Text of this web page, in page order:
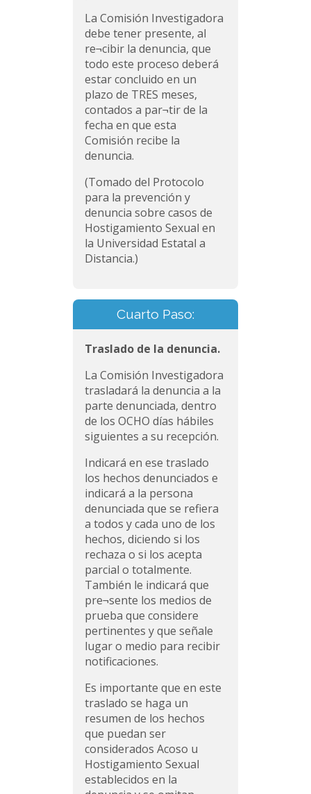
La Comisión Investigadora
debe tener presente, al
re¬cibir la denuncia, que
todo este proceso deberá
estar concluido en un
plazo de TRES meses,
contados a par¬tir de la
fecha en que esta
Comisión recibe la
denuncia.
(Tomado del Protocolo
para la prevención y
denuncia sobre casos de
Hostigamiento Sexual en
la Universidad Estatal a
Distancia.)
Cuarto Paso:
Traslado de la denuncia.
La Comisión Investigadora
trasladará la denuncia a la
parte denunciada, dentro
de los OCHO días hábiles
siguientes a su recepción.
Indicará en ese traslado
los hechos denunciados e
indicará a la persona
denunciada que se refiera
a todos y cada uno de los
hechos, diciendo si los
rechaza o si los acepta
parcial o totalmente.
También le indicará que
pre¬sente los medios de
prueba que considere
pertinentes y que señale
lugar o medio para recibir
notificaciones.
Es importante que en este
traslado se haga un
resumen de los hechos
que puedan ser
considerados Acoso u
Hostigamiento Sexual
establecidos en la